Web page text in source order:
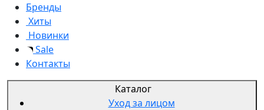
Бренды
Хиты
Новинки
Sale
Контакты
Каталог
Уход за лицом